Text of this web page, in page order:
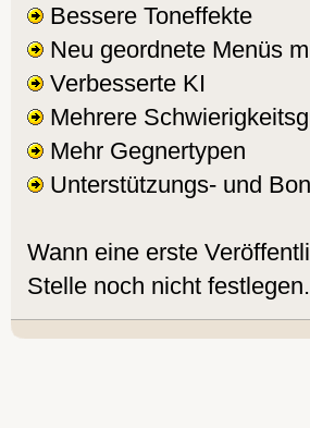
Bessere Toneffekte
Neu geordnete Menüs
Verbesserte KI
Mehrere
Mehr Gegnertypen
Unterstützungs- und
Wann eine erste
Stelle noch nicht festlegen.